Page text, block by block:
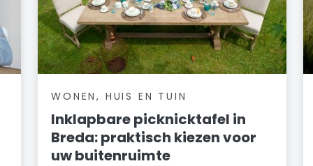
WONEN, HUIS EN TUIN
Inklapbare picknicktafel in
Breda: praktisch kiezen voor
uw buitenruimte